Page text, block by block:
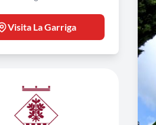
Visita La Garriga